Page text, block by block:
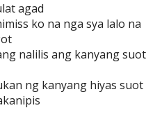
agad
ko na nga sya lalo na
nalilis ang kanyang suot
ng kanyang hiyas suot